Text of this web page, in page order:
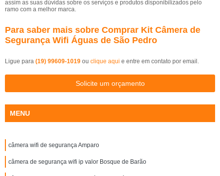
assim as suas dúvidas sobre os serviços e produtos disponibilizados pelo
ramo com a melhor marca.
Para saber mais sobre Comprar Kit Câmera de
Segurança Wifi Águas de São Pedro
Ligue para (19) 99609-1019 ou clique aqui e entre em contato por email.
Solicite um orçamento
MENU
câmera wifi de segurança Amparo
câmera de segurança wifi ip valor Bosque de Barão